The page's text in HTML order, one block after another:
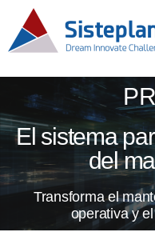
El sistema
del
Transforma el
operativa y